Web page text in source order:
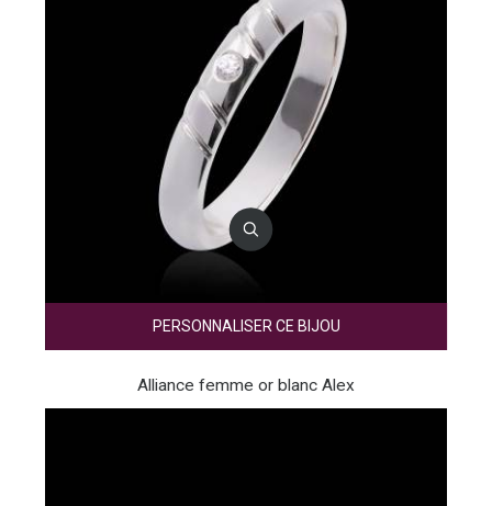
PERSONNALISER CE BIJOU
Alliance femme or blanc Alex